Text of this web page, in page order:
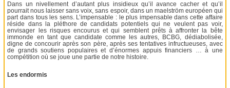
Dans un nivellement d’autant plus insidieux qu’il avance cacher et qu’il
pourrait nous laisser sans voix, sans espoir, dans un maelström européen qui
part dans tous les sens. L’impensable : le plus impensable dans cette affaire
réside dans la pléthore de candidats potentiels qui ne veulent pas voir,
envisager les risques encourus et qui semblent prêts à affronter la bête
immonde en tant que candidate comme les autres, BCBG, dédiabolisée,
digne de concourir après son père, après ses tentatives infructueuses, avec
de grands soutiens populaires et d’énormes appuis financiers … à une
compétition où se joue une partie de notre histoire.
Les endormis